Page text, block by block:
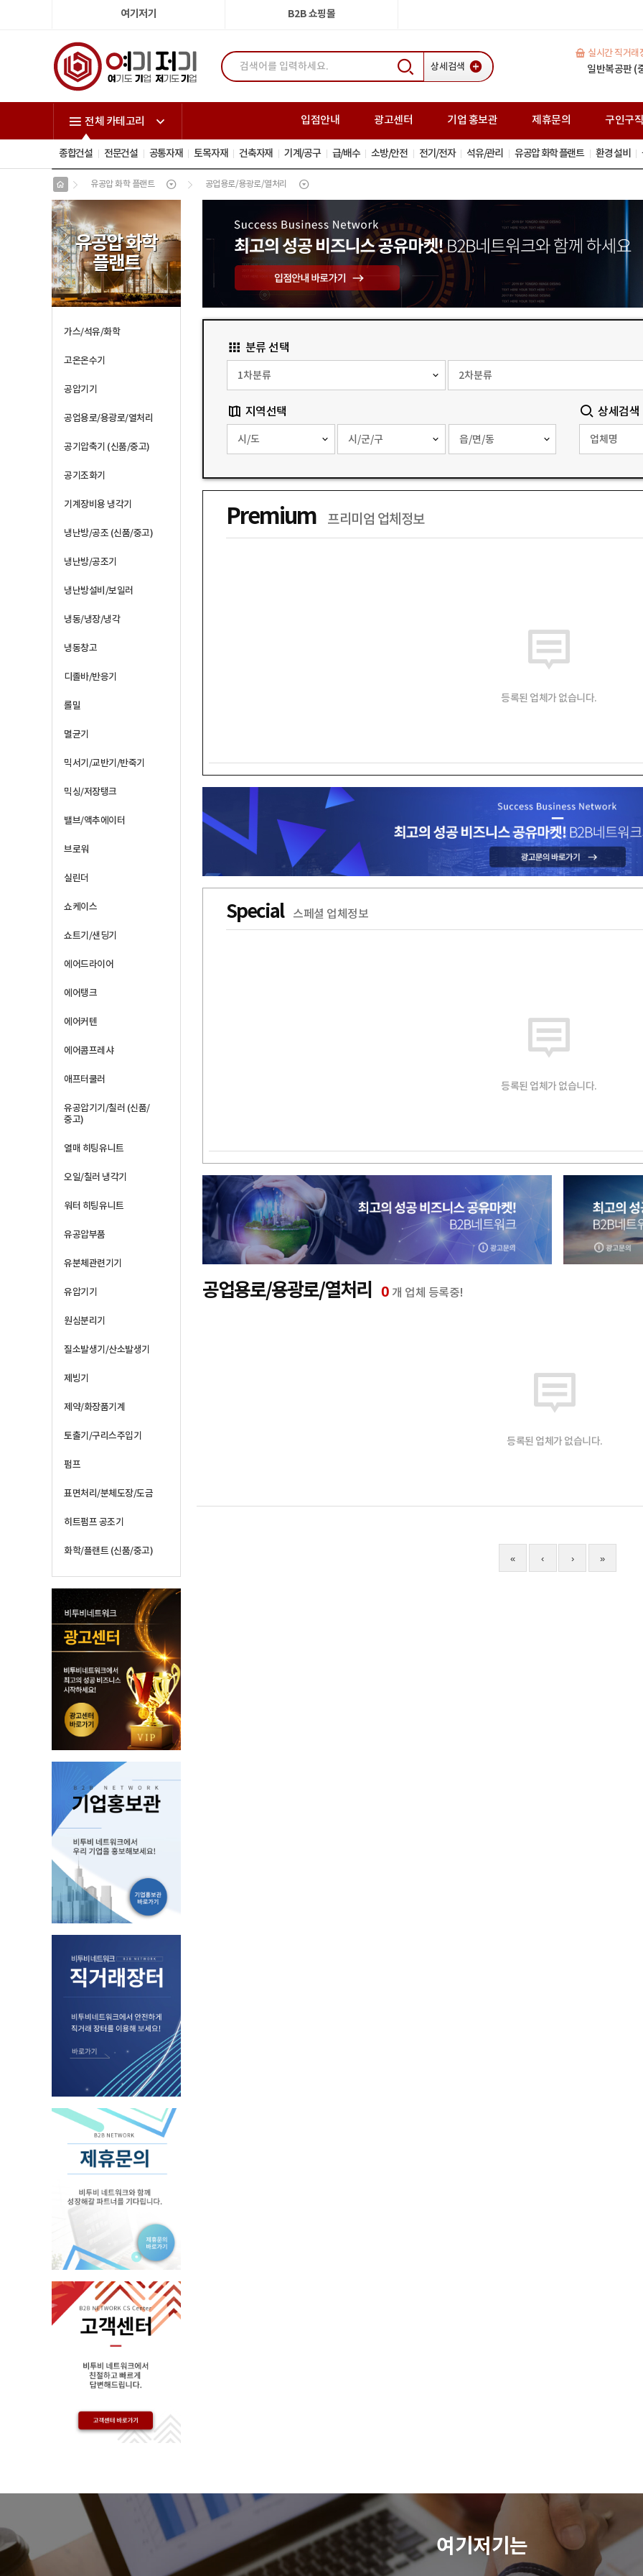
여기저기 B2B 쇼핑몰
상세검색
실시간 직거래
H빔(중고)
일반복공판 (
스크류잭(중
전체 카테고리 입점안내 광고센터 기업 홍보관 제휴문의 구인구직
종합건설 전문건설 공통자재 토목자재 건축자재 기계/공구 급/배수 소방/안전 전기/전자 석유/관리 유공압 화학 플랜트 환경 설비
유공압 화학 플랜트 공업용로/용광로/열처리
유공압 화학
플랜트
가스/석유/화학
고온온수기
공압기기
공업용로/용광로/열처리
공기압축기 (신품/중고)
공기조화기
기계장비용 냉각기
냉난방/공조 (신품/중고)
냉난방/공조기
냉난방설비/보일러
냉동/냉장/냉각
냉동창고
디졸바/반응기
롤밀
멸균기
믹서기/교반기/반죽기
믹싱/저장탱크
밸브/액추에이터
브로워
실린더
쇼케이스
쇼트기/샌딩기
에어드라이어
에어탱크
에어커텐
에어콤프레샤
애프터쿨러
유공압기기/칠러 (신품/
중고)
열매 히팅유니트
오일/칠러 냉각기
워터 히팅유니트
유공압부품
유분체관련기기
유압기기
원심분리기
질소발생기/산소발생기
제빙기
제약/화장품기계
토출기/구리스주입기
펌프
표면처리/분체도장/도금
히트펌프 공조기
화학/플랜트 (신품/중고)
분류 선택
지역선택 상세검색
Premium 프리미엄 업체정보
등록된 업체가 없습니다.
Special 스페셜 업체정보
등록된 업체가 없습니다.
공업용로/용광로/열처리 0 개 업체 등록중!
등록된 업체가 없습니다.
« ‹ › »
여기저기는